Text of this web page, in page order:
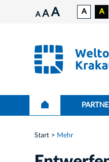
A A A A A
Start Mehr